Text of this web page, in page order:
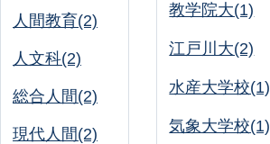
人間教育(2)
人文科(2)
総合人間(2)
現代人間(2)
教学院大(1)
江戸川大(2)
水産大学校(1)
気象大学校(1)